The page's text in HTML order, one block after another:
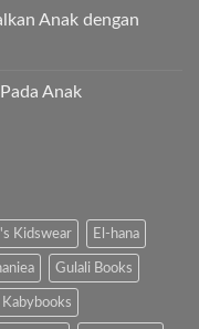
Anak dengan
Anak
Kidswear El-hana
Gulali Books
Kabybooks